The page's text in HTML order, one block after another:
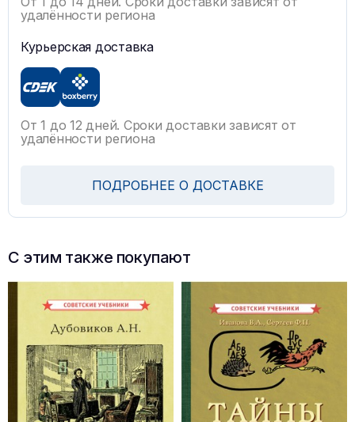
удалённости региона
Курьерская доставка
От 1 до 12 дней. Сроки доставки зависят от
удалённости региона
ПОДРОБНЕЕ О ДОСТАВКЕ
С этим также покупают